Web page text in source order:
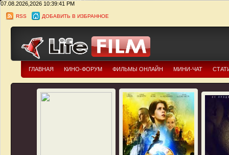
07.08.2026,2026 10:39:42 PM
RSS ДОБАВИТЬ В ИЗБРАННОЕ
ГЛАВНАЯ КИНО-ФОРУМ ФИЛЬМЫ ОНЛАЙН МИНИ-ЧАТ